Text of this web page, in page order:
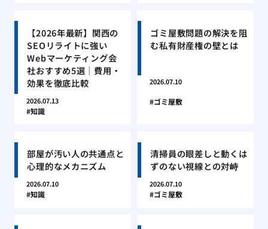
【2026年最新】関西の
SEOリライトに強い
Webマーケティング会
社おすすめ5選｜費用・
効果を徹底比較
2026.07.13
知識
ゴミ屋敷問題の解決を阻
む私有財産権の壁とは
2026.07.10
ゴミ屋敷
部屋が汚い人の共通点と
心理的なメカニズム
2026.07.10
知識
清掃員の眼差しと動くは
ずのない視線との対峙
2026.07.10
ゴミ屋敷